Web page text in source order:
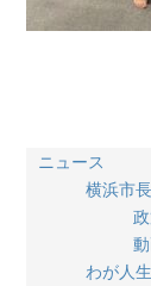
ニュース
横浜市
わが人